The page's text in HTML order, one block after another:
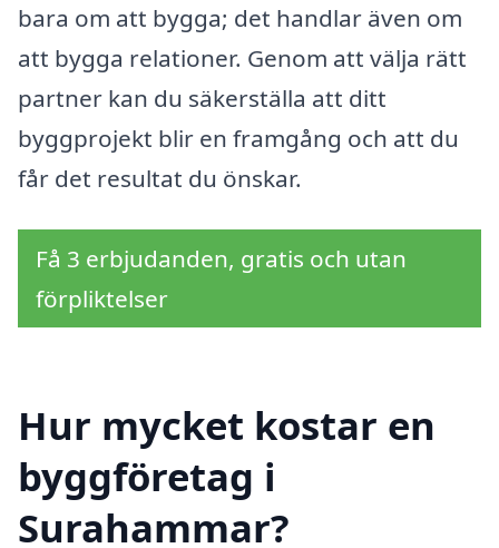
bara om att bygga; det handlar även om
att bygga relationer. Genom att välja rätt
partner kan du säkerställa att ditt
byggprojekt blir en framgång och att du
får det resultat du önskar.
Få 3 erbjudanden, gratis och utan
förpliktelser
Hur mycket kostar en
byggföretag i
Surahammar?